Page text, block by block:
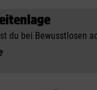
du bei Bewusstlosen